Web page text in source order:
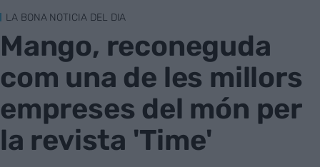
LA BONA NOTICIA DEL DIA
Mango, reconeguda
com una de les millors
empreses del món per
la revista 'Time'